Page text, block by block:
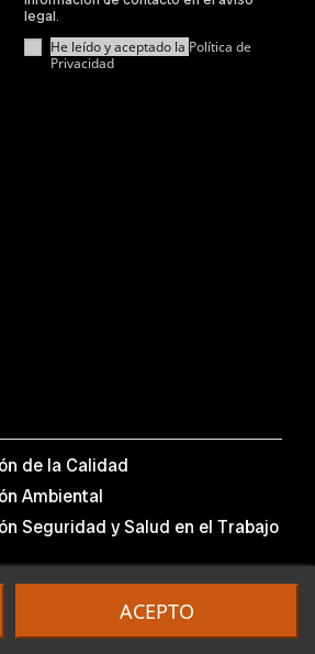
ACEPTO
legal.
He leído y aceptado la Política de
Privacidad
de la Calidad
Ambiental
Seguridad y Salud en el Trabajo